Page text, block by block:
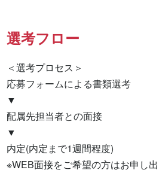
選考フロー
＜選考プロセス＞
応募フォームによる書類選考
▼
配属先担当者との面接
▼
内定(内定まで1週間程度)
※WEB面接をご希望の方はお申し出